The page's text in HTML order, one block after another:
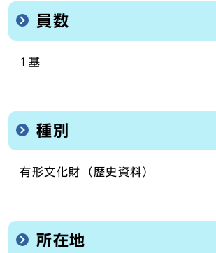
員数
1基
種別
有形文化財（歴史資料）
所在地